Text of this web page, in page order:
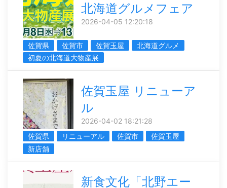
北海道グルメフェア
2026-04-05 12:20:18
佐賀県 佐賀市 佐賀玉屋
北海道グルメ
初夏の北海道大物産展
佐賀玉屋 リニューア
ル
2026-04-02 18:21:28
佐賀県
リニューアル 佐賀市
佐賀玉屋
新店舗
新食文化「北野エー